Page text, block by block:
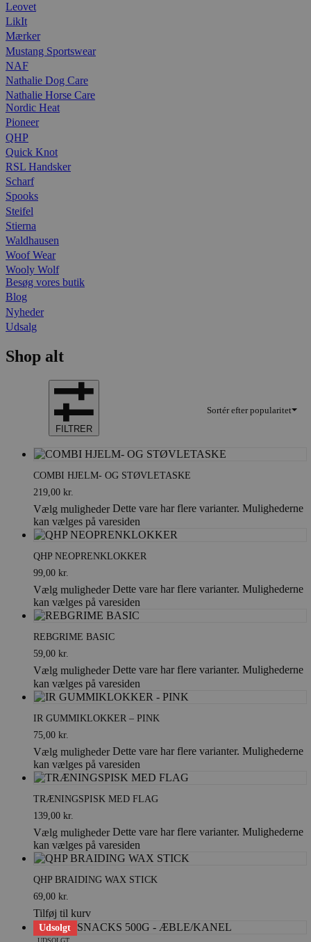
Leovet
LikIt
Mærker
Mustang Sportswear
NAF
Nathalie Dog Care
Nathalie Horse Care
Nordic Heat
Pioneer
QHP
Quick Knot
RSL Handsker
Scharf
Spooks
Steifel
Stierna
Waldhausen
Woof Wear
Wooly Wolf
Besøg vores butik
Blog
Nyheder
Udsalg
Shop alt
Sortér efter popularitet
FILTRER
COMBI HJELM- OG STØVLETASKE
219,00 kr.
Vælg muligheder Dette vare har flere varianter. Mulighederne
kan vælges på varesiden
QHP NEOPRENKLOKKER
99,00 kr.
Vælg muligheder Dette vare har flere varianter. Mulighederne
kan vælges på varesiden
REBGRIME BASIC
59,00 kr.
Vælg muligheder Dette vare har flere varianter. Mulighederne
kan vælges på varesiden
IR GUMMIKLOKKER – PINK
75,00 kr.
Vælg muligheder Dette vare har flere varianter. Mulighederne
kan vælges på varesiden
TRÆNINGSPISK MED FLAG
139,00 kr.
Vælg muligheder Dette vare har flere varianter. Mulighederne
kan vælges på varesiden
QHP BRAIDING WAX STICK
69,00 kr.
Tilføj til kurv
Udsolgt
UDSOLGT